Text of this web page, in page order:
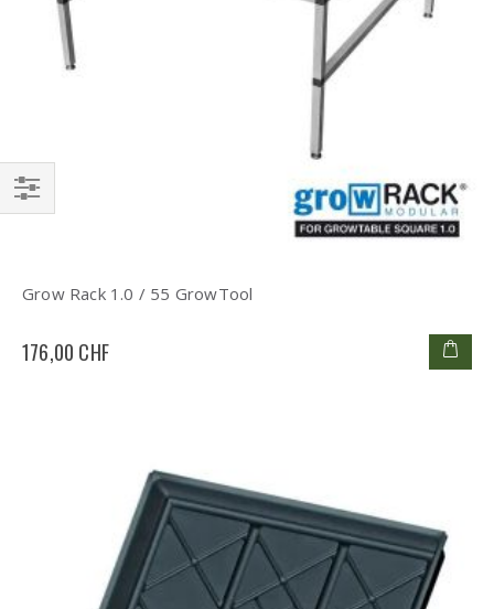
Grow Rack 1.0 / 55 GrowTool
176,00 CHF
Einkaufsoptionen